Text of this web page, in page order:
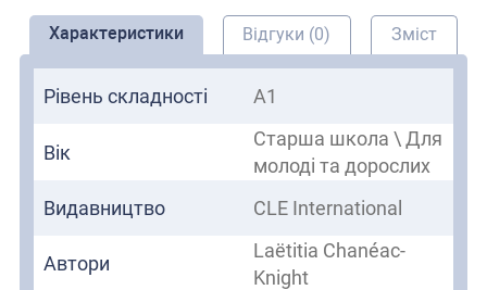
дозволяє отримати всі навички, передбачені
CEFR
відео, які безпосередньо використовуються
https://la-classe.cle-
international.com/
з аркушами оцінювання.
Характеристики Відгуки (0) Зміст
Рівень складності A1
Вік
Старша школа \ Для
молоді та дорослих
Видавництво
CLE International
Автори
Laëtitia Chanéac-
Knight